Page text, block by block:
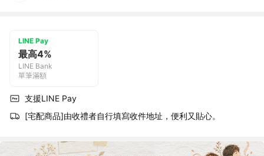
LINE Pay
最高4%
LINE Bank
單筆滿額
支援LINE Pay
[宅配商品]由收禮者自行填寫收件地址，便利又貼心。